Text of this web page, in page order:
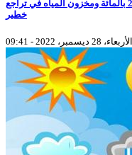
وزارة الفلاحة: نسبة إمتلاء السدود في حدود 28 بالمائة ومخزون المياه في تراجع
خطير
الأربعاء، 28 ديسمبر، 2022 - 09:41